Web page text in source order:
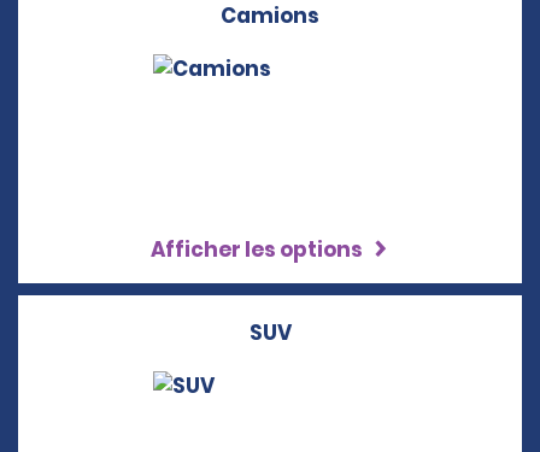
Camions
Afficher les options
SUV